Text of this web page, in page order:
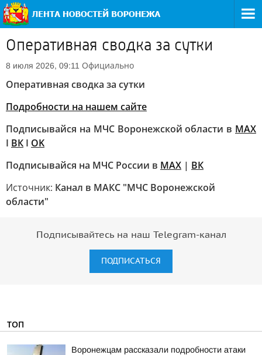
Оперативная сводка за сутки
8 июля 2026, 09:11 Официально
Оперативная сводка за сутки
Подробности на нашем сайте
Подписывайся на МЧС Воронежской области в MAX
I ВК I OK
Подписывайся на МЧС России в MAX | ВК
Источник: Канал в МАКС "МЧС Воронежской
области"
Подписывайтесь на наш Telegram-канал
ПОДПИСАТЬСЯ
ТОП
Воронежцам рассказали подробности атаки